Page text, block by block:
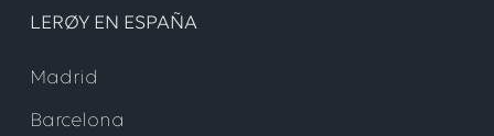
LERØY EN ESPAÑA
Madrid
Barcelona